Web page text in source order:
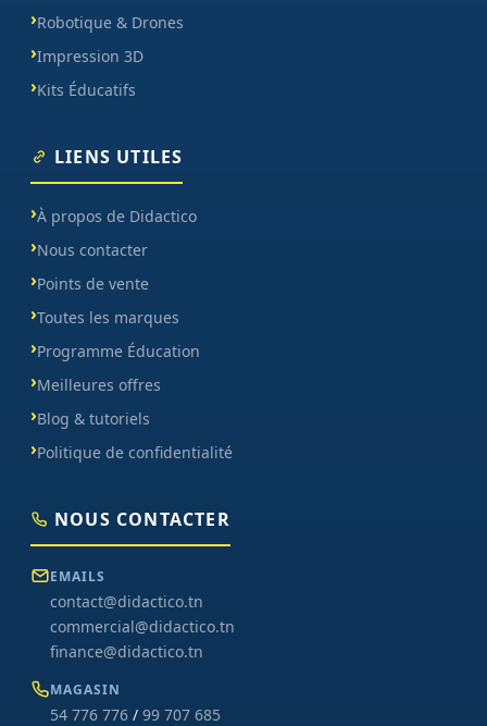
Robotique & Drones
Impression 3D
Kits Éducatifs
LIENS UTILES
À propos de Didactico
Nous contacter
Points de vente
Toutes les marques
Programme Éducation
Meilleures offres
Blog & tutoriels
Politique de confidentialité
NOUS CONTACTER
EMAILS
contact@didactico.tn
commercial@didactico.tn
finance@didactico.tn
MAGASIN
54 776 776 / 99 707 685